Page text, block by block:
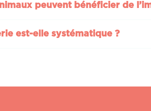
peuvent bénéficier de
est-elle systématique ?